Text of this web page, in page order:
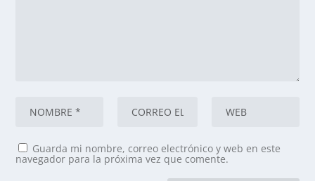
Guarda mi nombre, correo electrónico y web en este
navegador para la próxima vez que comente.